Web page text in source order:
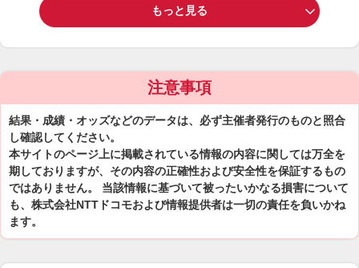
もっと見る
注意事項
結果・成績・オッズなどのデータは、必ず主催者発行のものと照合
し確認してください。
本サイトのページ上に掲載されている情報の内容に関しては万全を
期しておりますが、その内容の正確性および安全性を保証するもの
ではありません。 当該情報に基づいて被ったいかなる損害について
も、株式会社NTTドコモおよび情報提供者は一切の責任を負いかね
ます。